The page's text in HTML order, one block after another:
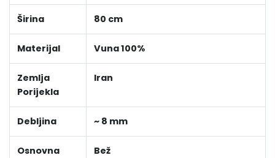
Širina 80 cm
Materijal Vuna 100%
Zemlja
Porijekla
Iran
Debljina ~ 8 mm
Osnovna
Bež